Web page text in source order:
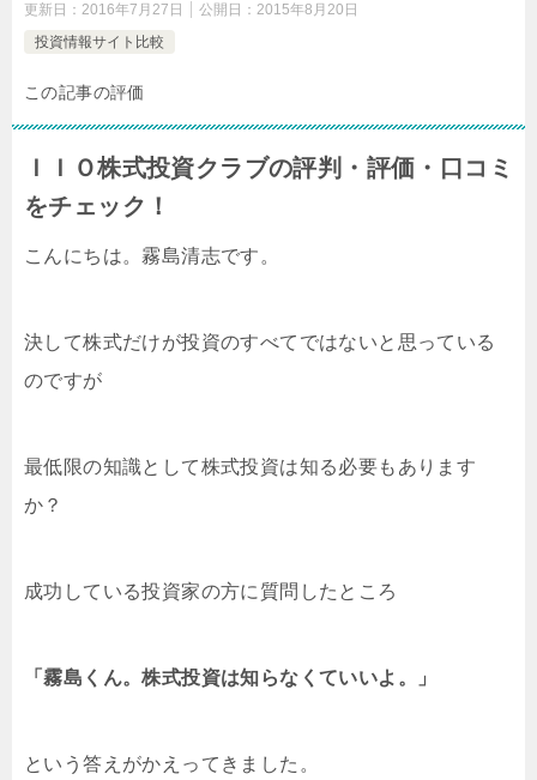
更新日： 2016年7月27日 公開日： 2015年8月20日
投資情報サイト比較
この記事の評価
ＩＩＯ株式投資クラブの評判・評価・口コミ
をチェック！
こんにちは。霧島清志です。
決して株式だけが投資のすべてではないと思っている
のですが
最低限の知識として株式投資は知る必要もあります
か？
成功している投資家の方に質問したところ
「霧島くん。株式投資は知らなくていいよ。」
という答えがかえってきました。